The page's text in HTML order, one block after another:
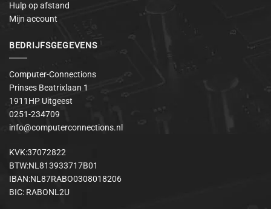
Hulp op afstand
Mijn account
BEDRIJFSGEGEVENS
Computer-Connections
Prinses Beatrixlaan 1
1911HP Uitgeest
0251-234709
info@computerconnections.nl
KVK:37072822
BTW:NL813933717B01
IBAN:NL87RABO0308018206
BIC: RABONL2U